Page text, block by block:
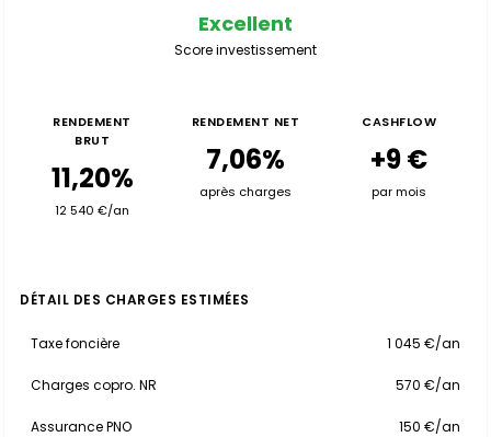
Excellent
Score investissement
RENDEMENT
BRUT
11,20%
12 540 €/an
RENDEMENT NET
7,06%
après charges
CASHFLOW
+9 €
par mois
DÉTAIL DES CHARGES ESTIMÉES
Taxe foncière 1 045 €/an
Charges copro. NR 570 €/an
Assurance PNO 150 €/an